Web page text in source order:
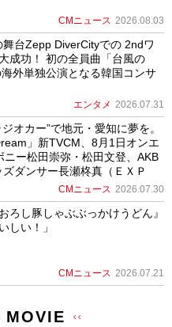
CMニュース 2026.08.03
台Zepp DiverCityでの 2ndワ
成功！ 初の全員曲「台風の
外単独公演となる韓国コンサ
エンタメ 2026.07.31
オカー”で地元・愛知に夢を。
」新TVCM、8月1日オンエ
ー松田崇弥・松田文登、AKB
ダンサー長瀬柊真（ＥＸＰ
CMニュース 2026.07.30
ろし豚しゃぶぶっかけうどん』
しい！」
CMニュース 2026.07.21
MOVIE